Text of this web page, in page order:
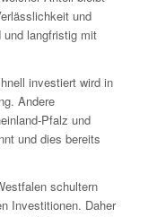
und
und langfristig mit
investiert wird in
Andere
Pfalz und
und dies bereits
schultern
Investitionen. Daher